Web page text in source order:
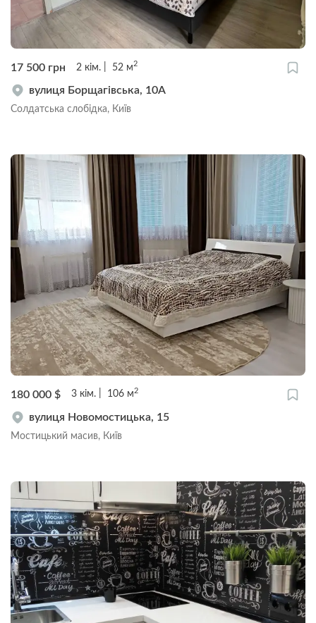
17 500 грн 2 кім. 52 м2
вулиця Борщагівська, 10А
Солдатська слобідка, Київ
180 000 $ 3 кім. 106 м 2
вулиця Новомостицька, 15
Мостицький масив, Київ